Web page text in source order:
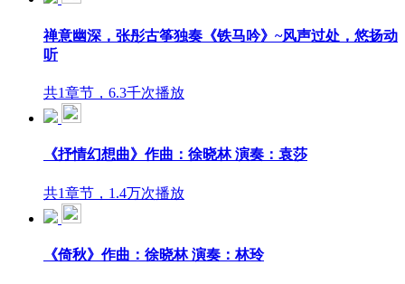
禅意幽深，张彤古筝独奏《铁马吟》~风声过处，悠扬动
听
共1章节，6.3千次播放
《抒情幻想曲》作曲：徐晓林 演奏：袁莎
共1章节，1.4万次播放
《倚秋》作曲：徐晓林 演奏：林玲